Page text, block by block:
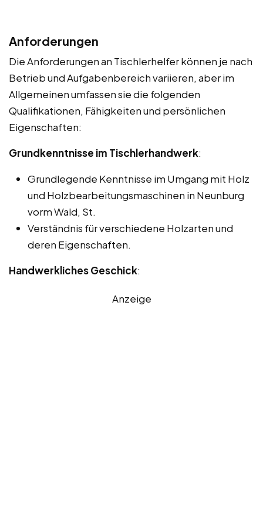
Anforderungen
Die Anforderungen an Tischlerhelfer können je nach
Betrieb und Aufgabenbereich variieren, aber im
Allgemeinen umfassen sie die folgenden
Qualifikationen, Fähigkeiten und persönlichen
Eigenschaften:
Grundkenntnisse im Tischlerhandwerk:
Grundlegende Kenntnisse im Umgang mit Holz
und Holzbearbeitungsmaschinen in Neunburg
vorm Wald, St.
Verständnis für verschiedene Holzarten und
deren Eigenschaften.
Handwerkliches Geschick:
Anzeige